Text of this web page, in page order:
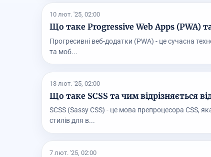
10 лют. '25, 02:00
Що таке Progressive Web Apps (PWA)
Прогресивні веб-додатки (PWA) - це сучасна
та моб...
13 лют. '25, 02:00
Що таке SCSS та чим відрізняється
SCSS (Sassy CSS) - це мова препроцесора CSS,
стилів для в...
7 лют. '25, 02:00